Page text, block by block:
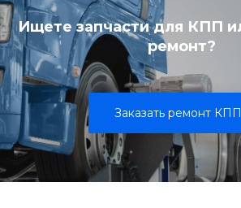
Ищете запчасти для КПП
ремонт?
Заказать ремонт КПП